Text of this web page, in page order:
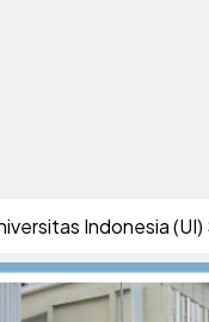
Indonesia (UI)